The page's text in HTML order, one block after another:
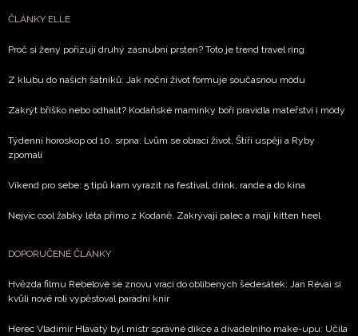
ČLÁNKY ELLE
Proč si ženy pořizují druhý zásnubní prsten? Toto je trend travel ring
Z klubu do našich šatníků: Jak noční život formuje současnou módu
Zakrýt bříško nebo odhalit? Kodaňské maminky boří pravidla mateřství i módy
Týdenní horoskop od 10. srpna: Lvům se obrací život, Štíři uspějí a Ryby
zpomalí
Víkend pro sebe: 5 tipů kam vyrazit na festival, drink, rande a do kina
Nejvíc cool žabky léta přímo z Kodaně. Zakrývají palec a mají kitten heel
DOPORUČENÉ ČLÁNKY
Hvězda filmu Rebelové se znovu vrací do oblíbených šedesátek: Jan Révai si
kvůli nové roli vypěstoval parádní knír
Herec Vladimír Hlavatý byl mistr správné dikce a divadelního make-upu: Učila